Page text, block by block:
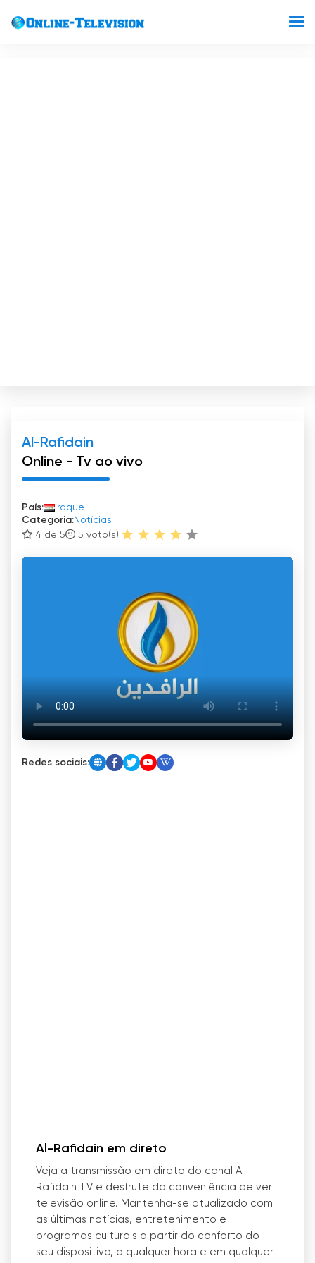
Al-Rafidain
Online - Tv ao vivo
País:
Iraque
Categoria:Notícias
4 de 5
5 voto(s)
Redes sociais:
Al-Rafidain em direto
Veja a transmissão em direto do canal Al-
Rafidain TV e desfrute da conveniência de ver
televisão online. Mantenha-se atualizado com
as últimas notícias, entretenimento e
programas culturais a partir do conforto do
seu dispositivo, a qualquer hora e em qualquer